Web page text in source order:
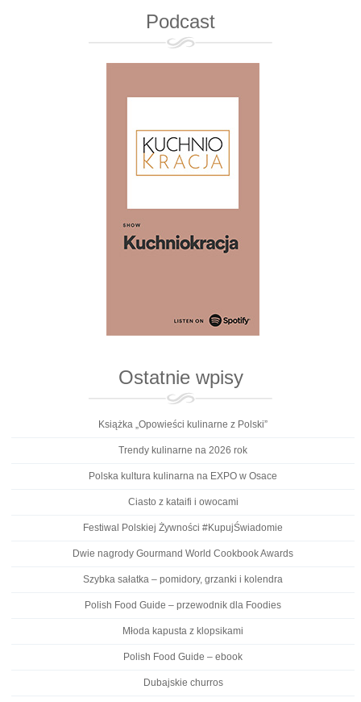
Podcast
Ostatnie wpisy
Książka „Opowieści kulinarne z Polski”
Trendy kulinarne na 2026 rok
Polska kultura kulinarna na EXPO w Osace
Ciasto z kataifi i owocami
Festiwal Polskiej Żywności #KupujŚwiadomie
Dwie nagrody Gourmand World Cookbook Awards
Szybka sałatka – pomidory, grzanki i kolendra
Polish Food Guide – przewodnik dla Foodies
Młoda kapusta z klopsikami
Polish Food Guide – ebook
Dubajskie churros